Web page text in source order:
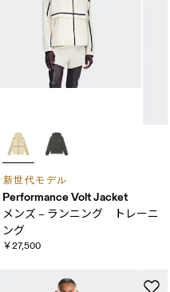
新世代モデル
Performance Volt Jacket
メンズ – ランニング トレーニ
ング
￥27,500